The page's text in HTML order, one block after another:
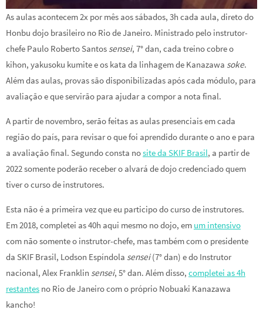
As aulas acontecem 2x por mês aos sábados, 3h cada aula, direto do
Honbu dojo brasileiro no Rio de Janeiro. Ministrado pelo instrutor-
chefe Paulo Roberto Santos sensei, 7° dan, cada treino cobre o
kihon, yakusoku kumite e os kata da linhagem de Kanazawa soke.
Além das aulas, provas são disponibilizadas após cada módulo, para
avaliação e que servirão para ajudar a compor a nota final.
A partir de novembro, serão feitas as aulas presenciais em cada
região do país, para revisar o que foi aprendido durante o ano e para
a avaliação final. Segundo consta nosite da SKIF Brasil, a partir de
2022 somente poderão receber o alvará de dojo credenciado quem
tiver o curso de instrutores.
Esta não é a primeira vez que eu participo do curso de instrutores.
Em 2018, completei as 40h aqui mesmo no dojo, em um intensivo
com não somente o instrutor-chefe, mas também com o presidente
da SKIF Brasil, Lodson Espíndola sensei(7° dan) e do Instrutor
nacional, Alex Franklin sensei, 5° dan. Além disso, completei as 4h
restantes no Rio de Janeiro com o próprio Nobuaki Kanazawa
kancho!